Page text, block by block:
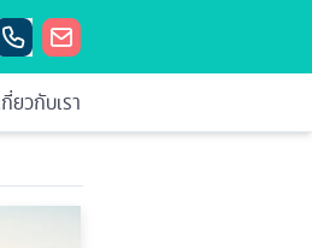
กี่ยวกับเรา